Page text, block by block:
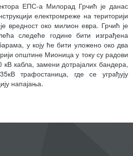
ЕПС-а Милорад Грчић је данас
електромреже на територији
вредност око милион евра. Грчић је
следеће године бити изграђена
у коју ће бити уложено око два
општине Мионица у току су радови
кВ кабла, замени дотрајалих бандера,
трафостаница, где се уграђују
напајања.